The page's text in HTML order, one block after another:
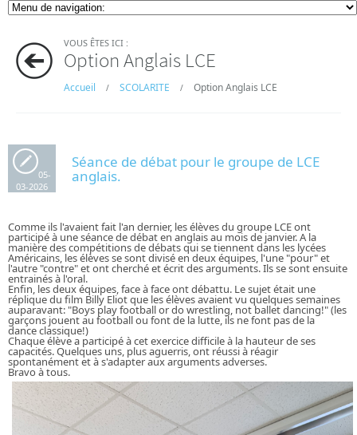
VOUS ÊTES ICI :
Option Anglais LCE
Accueil / SCOLARITE / Option Anglais LCE
05-
03-2026
Séance de débat pour le groupe de LCE
anglais.
Comme ils l'avaient fait l'an dernier, les élèves du groupe LCE ont
participé à une séance de débat en anglais au mois de janvier. A la
manière des compétitions de débats qui se tiennent dans les lycées
Américains, les élèves se sont divisé en deux équipes, l'une "pour" et
l'autre "contre" et ont cherché et écrit des arguments. Ils se sont ensuite
entrainés à l'oral.
Enfin, les deux équipes, face à face ont débattu. Le sujet était une
réplique du film Billy Eliot que les élèves avaient vu quelques semaines
auparavant: "Boys play football or do wrestling, not ballet dancing!" (les
garçons jouent au football ou font de la lutte, ils ne font pas de la
dance classique!)
Chaque élève a participé à cet exercice difficile à la hauteur de ses
capacités. Quelques uns, plus aguerris, ont réussi à réagir
spontanément et à s'adapter aux arguments adverses.
Bravo à tous.